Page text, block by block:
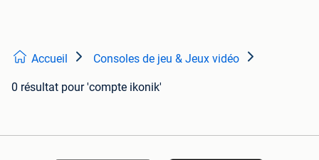
Accueil Consoles de jeu & Jeux vidéo
0 résultat pour 'compte ikonik'